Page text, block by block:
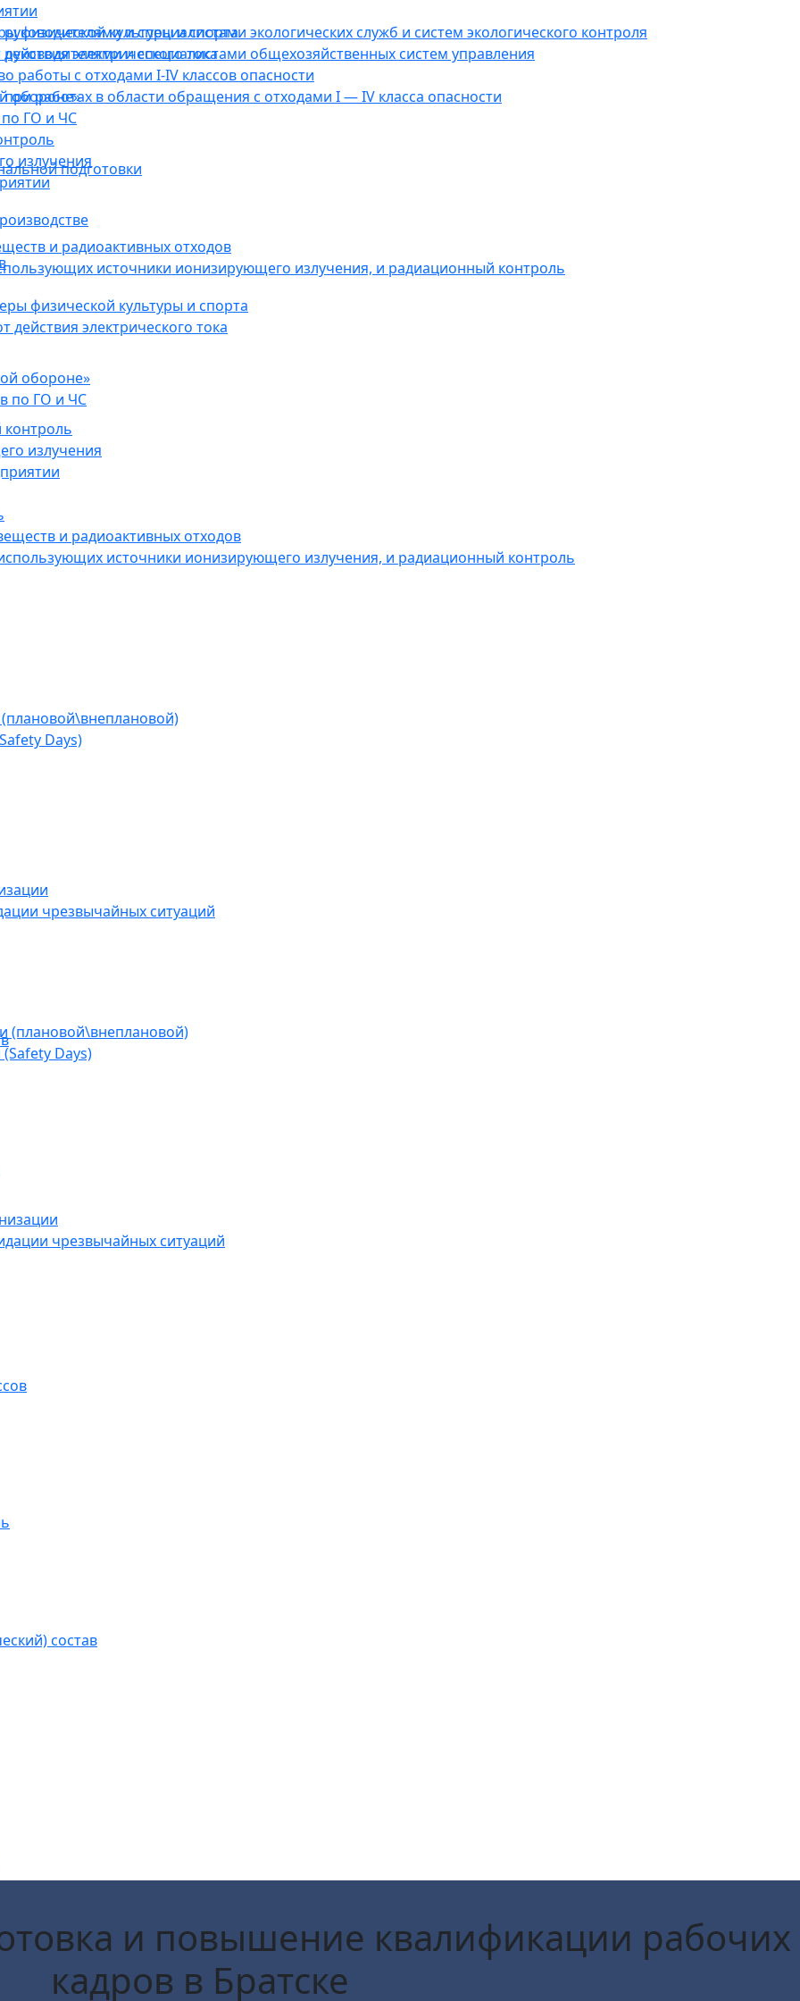
физической культуры и спорта
электрического тока
обороне»
ГО и ЧС
излучения
и радиоактивных отходов
источники ионизирующего излучения, и радиационный контроль
Days)
чрезвычайных ситуаций
состав
и специалистами экологических служб и систем экологического контроля
и специалистами общехозяйственных систем управления
работы с отходами I-IV классов опасности
работах в области обращения с отходами I — IV класса опасности
подготовки
физической культуры и спорта
электрического тока
обороне»
по ГО и ЧС
излучения
и радиоактивных отходов
источники ионизирующего излучения, и радиационный контроль
(плановой\внеплановой)
Days)
чрезвычайных ситуаций
и повышение квалификации рабочих
кадров в Братске